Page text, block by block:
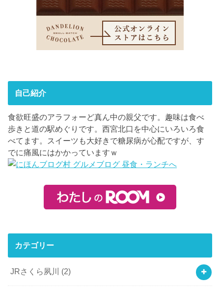
自己紹介
食欲旺盛のアラフォーど真ん中の親父です。趣味は食べ
歩きと道の駅めぐりです。西宮北口を中心にいろいろ食
べてます。スイーツも大好きで糖尿病が心配ですが、す
でに痛風にはかかっていますｗ
カテゴリー
JRさくら夙川 (2)